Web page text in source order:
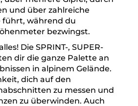
und über zahlreiche
führt, während du
bezwingst.
Die SPRINT-, SUPER-
dir die ganze Palette an
in alpinem Gelände.
dich auf den
zu messen und
zu überwinden. Auch